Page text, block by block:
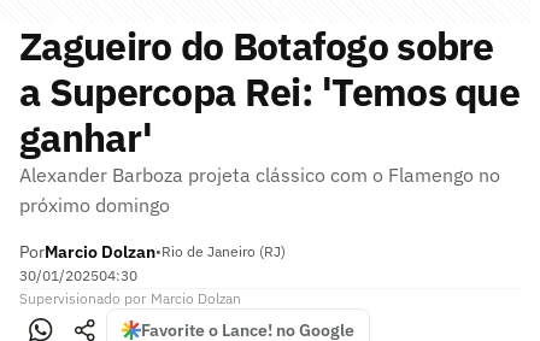
Zagueiro do Botafogo sobre
a Supercopa Rei: 'Temos que
ganhar'
Alexander Barboza projeta clássico com o Flamengo no
próximo domingo
PorMarcio Dolzan•Rio de Janeiro (RJ)
30/01/202504:30
Supervisionado por Marcio Dolzan
Favorite o Lance! no Google